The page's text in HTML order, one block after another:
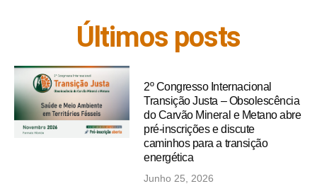
Últimos posts
2º Congresso Internacional
Transição Justa – Obsolescência
do Carvão Mineral e Metano abre
pré-inscrições e discute
caminhos para a transição
energética
Junho 25, 2026